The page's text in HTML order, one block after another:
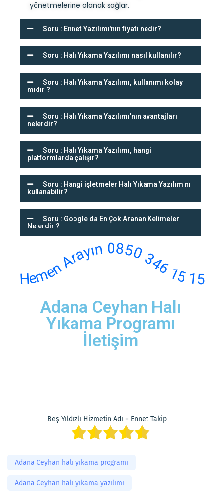
yönetmelerine olanak sağlar.
Soru : Ennet Yazılımı'nın fiyatı nedir?
Soru : Halı Yıkama Yazılımı nasıl kullanılır?
Soru : Halı Yıkama Yazılımı, kullanımı kolay
mıdır ?
Soru : Halı Yıkama Yazılımı'nın avantajları
nelerdir?
Soru : Halı Yıkama Yazılımı, hangi
platformlarda çalışır?
Soru : Hangi işletmeler Halı Yıkama Yazılımını
kullanabilir?
Soru : Google da En Çok Aranan Kelimeler
Nelerdir ?
Hemen Arayın 0850 346 15 15
Adana Ceyhan Halı
Yıkama Programı
İletişim
Beş Yıldızlı Hizmetin Adı = Ennet Takip
Adana Ceyhan halı yıkama programı
Adana Ceyhan halı yıkama yazılımı